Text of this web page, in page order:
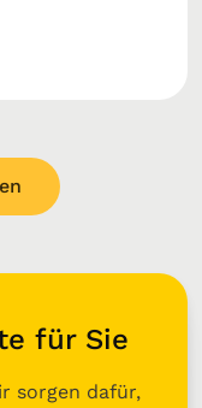
für Sie
sorgen dafür,